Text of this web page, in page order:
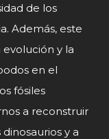
de los
Además, este
y la
en el
fósiles
a reconstruir
y a